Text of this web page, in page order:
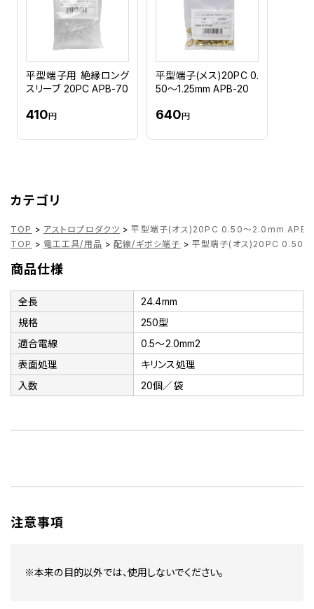
平型端子用 絶縁ロング
スリーブ 20PC APB-70
410円
平型端子(メス)20PC 0.
50～1.25mm APB-20
640円
カテゴリ
TOP > アストロプロダクツ > 平型端子(オス)20PC 0.50～2.0mm
TOP > 電工工具/用品 > 配線/ギボシ端子 > 平型端子(オス)20PC 0.50
商品仕様
全長
24.4mm
規格
250型
適合電線
0.5～2.0mm2
表面処理
キリンス処理
入数
20個／袋
注意事項
※本来の目的以外では、使用しないでください。